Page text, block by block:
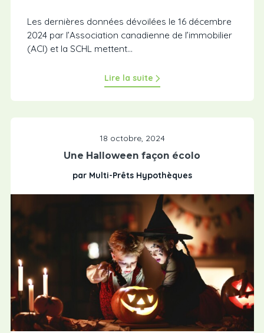
Les dernières données dévoilées le 16 décembre
2024 par l’Association canadienne de l’immobilier
(ACI) et la SCHL mettent...
Lire la suite
18 octobre, 2024
Une Halloween façon écolo
par Multi-Prêts Hypothèques